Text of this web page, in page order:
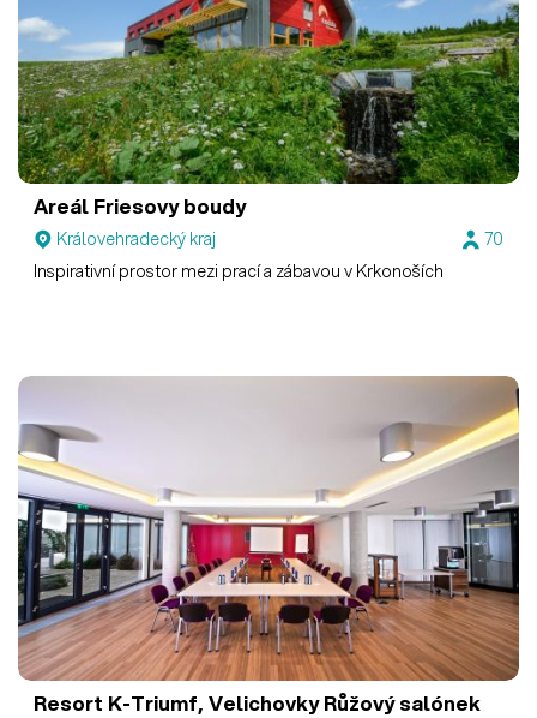
Areál Friesovy boudy
Královehradecký kraj
70
Inspirativní prostor mezi prací a zábavou v Krkonoších
Resort K-Triumf, VelichovkyRůžový salónek